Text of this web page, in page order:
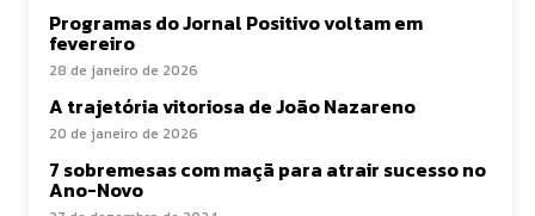
Programas do Jornal Positivo voltam em
fevereiro
28 de janeiro de 2026
A trajetória vitoriosa de João Nazareno
20 de janeiro de 2026
7 sobremesas com maçã para atrair sucesso no
Ano-Novo